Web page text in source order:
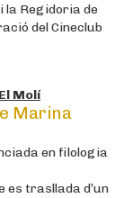
la Regidoria de
del Cineclub
Molí
Marina
en filologia
es trasllada d’un